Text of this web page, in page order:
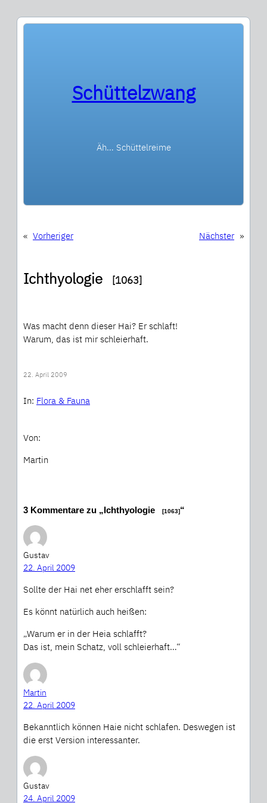
Schüttelzwang
Äh… Schüttelreime
« Vorheriger Nächster »
Ichthyologie [1063]
Was macht denn dieser Hai? Er schlaft!
Warum, das ist mir schleierhaft.
22. April 2009
In: Flora & Fauna
Von:
Martin
3 Kommentare zu „Ichthyologie [1063]“
Gustav
22. April 2009
Sollte der Hai net eher erschlafft sein?
Es könnt natürlich auch heißen:
„Warum er in der Heia schlafft?
Das ist, mein Schatz, voll schleierhaft…“
Martin
22. April 2009
Bekanntlich können Haie nicht schlafen. Deswegen ist
die erst Version interessanter.
Gustav
24. April 2009